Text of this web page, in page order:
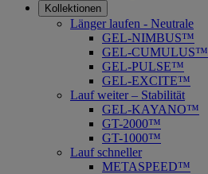
Kollektionen
Länger laufen - Neutrale
GEL-NIMBUS™
GEL-CUMULUS™
GEL-PULSE™
GEL-EXCITE™
Lauf weiter – Stabilität
GEL-KAYANO™
GT-2000™
GT-1000™
Lauf schneller
METASPEED™